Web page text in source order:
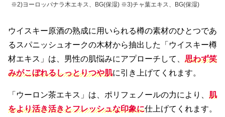
※2)ヨーロッパナラ木エキス、BG(保湿) ※3)チャ葉エキス、BG(保湿)
ウイスキー原酒の熟成に用いられる樽の素材のひとつであ
るスパニッシュオークの木材から抽出した「ウイスキー樽
材エキス」は、男性の肌悩みにアプローチして、 思わず笑
みがこぼれるしっとりつや肌に引き上げてくれます。
「ウーロン茶エキス」は、ポリフェノールの力により、 肌
をより活き活きとフレッシュな印象に仕上げてくれます。